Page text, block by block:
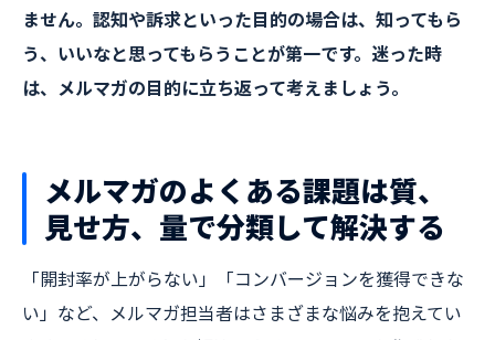
ません。認知や訴求といった目的の場合は、知ってもら
う、いいなと思ってもらうことが第一です。迷った時
は、メルマガの目的に立ち返って考えましょう。
メルマガのよくある課題は質、
見せ方、量で分類して解決する
「開封率が上がらない」「コンバージョンを獲得できな
い」など、メルマガ担当者はさまざまな悩みを抱えてい